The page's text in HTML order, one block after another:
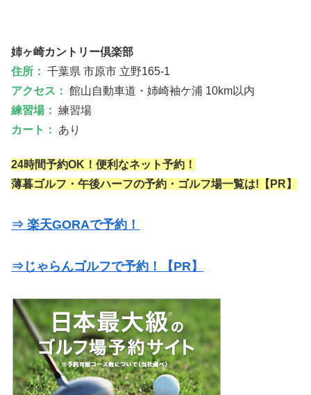
姉ヶ崎カントリー倶楽部
住所： 千葉県 市原市 立野165-1
アクセス： 館山自動車道・姉崎袖ケ浦 10km以内
練習場： 練習場
カート：
あり
24時間予約OK！便利なネット予約！
薄暮ゴルフ・午後ハーフの予約・ゴルフ場一覧は!【PR】
⇒ 楽天GORAで予約！
⇒じゃらんゴルフで予約！【PR】